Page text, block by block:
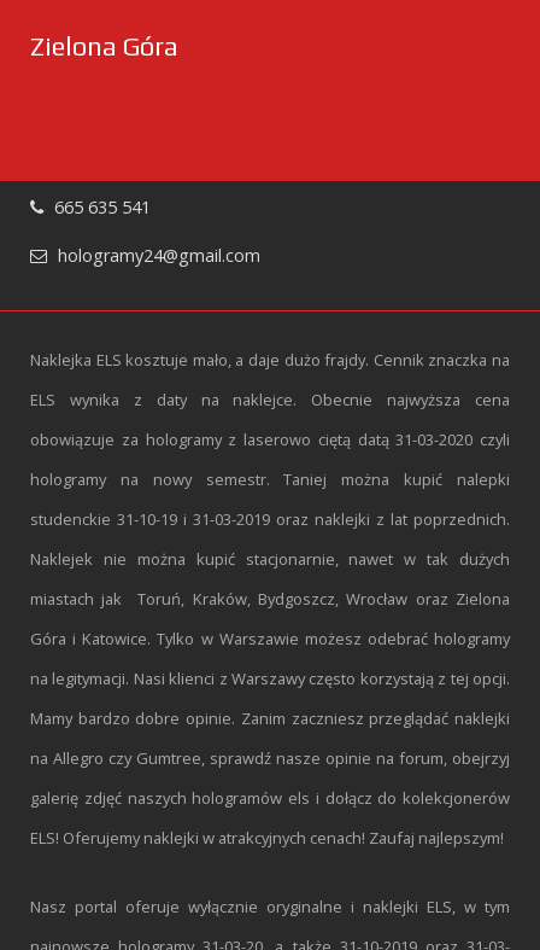
Zielona Góra
665 635 541
hologramy24@gmail.com
Naklejka ELS kosztuje mało, a daje dużo frajdy. Cennik znaczka na
ELS wynika z daty na naklejce. Obecnie najwyższa cena
obowiązuje za hologramy z laserowo ciętą datą 31-03-2020 czyli
hologramy na nowy semestr. Taniej można kupić nalepki
studenckie 31-10-19 i 31-03-2019 oraz naklejki z lat poprzednich.
Naklejek nie można kupić stacjonarnie, nawet w tak dużych
miastach jak Toruń, Kraków, Bydgoszcz, Wrocław oraz Zielona
Góra i Katowice. Tylko w Warszawie możesz odebrać hologramy
na legitymacji. Nasi klienci z Warszawy często korzystają z tej opcji.
Mamy bardzo dobre opinie. Zanim zaczniesz przeglądać naklejki
na Allegro czy Gumtree, sprawdź nasze opinie na forum, obejrzyj
galerię zdjęć naszych hologramów els i dołącz do kolekcjonerów
ELS! Oferujemy naklejki w atrakcyjnych cenach! Zaufaj najlepszym!
Nasz portal oferuje wyłącznie oryginalne i naklejki ELS, w tym